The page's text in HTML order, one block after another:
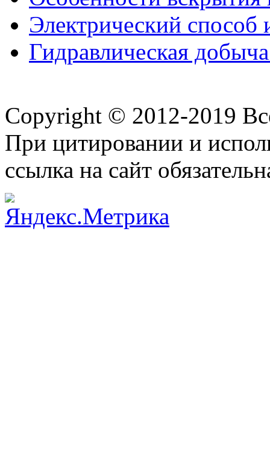
Электрический способ
Гидравлическая
Copyright © 2012-2019
При цитировании и
ссылка на сайт